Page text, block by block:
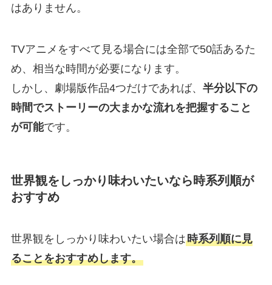
はありません。
TVアニメをすべて見る場合には全部で50話あるた
め、相当な時間が必要になります。
しかし、劇場版作品4つだけであれば、 半分以下の
時間でストーリーの大まかな流れを把握すること
が可能です。
世界観をしっかり味わいたいなら時系列順が
おすすめ
世界観をしっかり味わいたい場合は時系列順に見
ることをおすすめします。